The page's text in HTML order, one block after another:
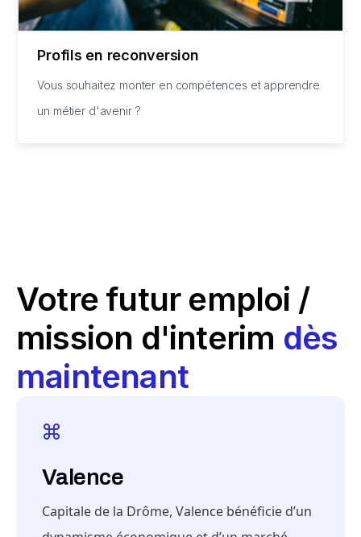
Profils en reconversion
Vous souhaitez monter en compétences et apprendre
un métier d'avenir ?
Votre futur emploi /
mission d'interim dès
maintenant
Valence
Capitale de la Drôme, Valence bénéficie d’un